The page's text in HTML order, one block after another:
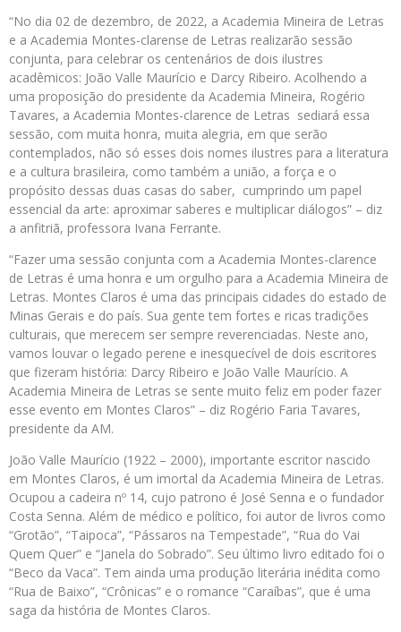
“No dia 02 de dezembro, de 2022, a Academia Mineira de Letras
e a Academia Montes-clarense de Letras realizarão sessão
conjunta, para celebrar os centenários de dois ilustres
acadêmicos: João Valle Maurício e Darcy Ribeiro. Acolhendo a
uma proposição do presidente da Academia Mineira, Rogério
Tavares, a Academia Montes-clarence de Letras sediará essa
sessão, com muita honra, muita alegria, em que serão
contemplados, não só esses dois nomes ilustres para a literatura
e a cultura brasileira, como também a união, a força e o
propósito dessas duas casas do saber, cumprindo um papel
essencial da arte: aproximar saberes e multiplicar diálogos” – diz
a anfitriã, professora Ivana Ferrante.
“Fazer uma sessão conjunta com a Academia Montes-clarence
de Letras é uma honra e um orgulho para a Academia Mineira de
Letras. Montes Claros é uma das principais cidades do estado de
Minas Gerais e do país. Sua gente tem fortes e ricas tradições
culturais, que merecem ser sempre reverenciadas. Neste ano,
vamos louvar o legado perene e inesquecível de dois escritores
que fizeram história: Darcy Ribeiro e João Valle Maurício. A
Academia Mineira de Letras se sente muito feliz em poder fazer
esse evento em Montes Claros” – diz Rogério Faria Tavares,
presidente da AM.
João Valle Maurício (1922 – 2000), importante escritor nascido
em Montes Claros, é um imortal da Academia Mineira de Letras.
Ocupou a cadeira nº 14, cujo patrono é José Senna e o fundador
Costa Senna. Além de médico e político, foi autor de livros como
“Grotão”, “Taipoca”, “Pássaros na Tempestade”, “Rua do Vai
Quem Quer” e “Janela do Sobrado”. Seu último livro editado foi o
“Beco da Vaca”. Tem ainda uma produção literária inédita como
“Rua de Baixo”, “Crônicas” e o romance “Caraíbas”, que é uma
saga da história de Montes Claros.